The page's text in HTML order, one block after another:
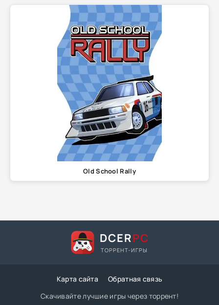
Old School Rally
DCERPC
ТОРРЕНТ-ИГРЫ
Карта сайта
Обратная связь
Скачивайте лучшие игры через торрент!